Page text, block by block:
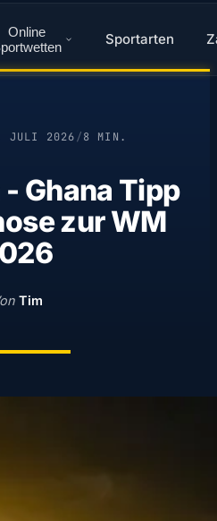
Online
Sportarten
JULI 2026/8 MIN.
Ghana Tipp
zur WM
Tim